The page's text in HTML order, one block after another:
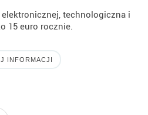
technologiczna i
15 euro rocznie.
INFORMACJI